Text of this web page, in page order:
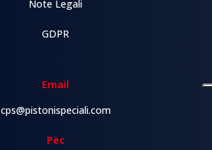
Note Legali
GDPR
Email
cps@pistonispeciali.com
Pec